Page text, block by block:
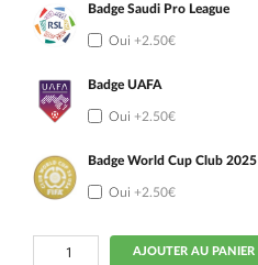
Badge Saudi Pro League
Oui +2.50€
Badge UAFA
Oui +2.50€
Badge World Cup Club 2025
Oui +2.50€
quantité
AJOUTER AU PANIER